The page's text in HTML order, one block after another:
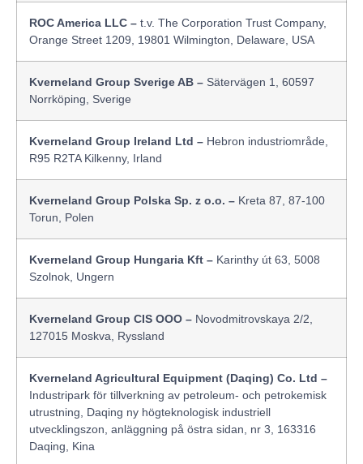
ROC America LLC – t.v. The Corporation Trust Company,
Orange Street 1209, 19801 Wilmington, Delaware, USA
Kverneland Group Sverige AB – Sätervägen 1, 60597
Norrköping, Sverige
Kverneland Group Ireland Ltd – Hebron industriområde,
R95 R2TA Kilkenny, Irland
Kverneland Group Polska Sp. z o.o. – Kreta 87, 87-100
Torun, Polen
Kverneland Group Hungaria Kft – Karinthy út 63, 5008
Szolnok, Ungern
Kverneland Group CIS OOO – Novodmitrovskaya 2/2,
127015 Moskva, Ryssland
Kverneland Agricultural Equipment (Daqing) Co. Ltd –
Industripark för tillverkning av petroleum- och petrokemisk
utrustning, Daqing ny högteknologisk industriell
utvecklingszon, anläggning på östra sidan, nr 3, 163316
Daqing, Kina